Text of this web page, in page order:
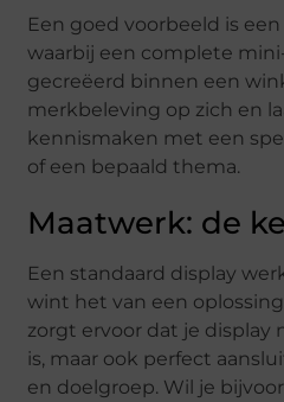
Een goed voorbeeld is
waarbij een complete
gecreëerd binnen een
merkbeleving op zich en
kennismaken met een
of een bepaald thema.
Maatwerk: de
Een standaard display
wint het van een
zorgt ervoor dat je display
is, maar ook perfect
en doelgroep. Wil je